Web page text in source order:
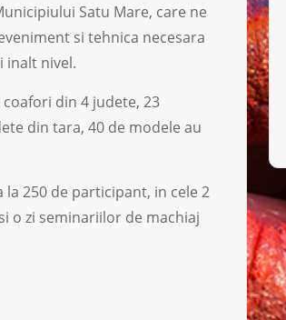
Satu Mare, care ne
si tehnica necesara
inalt nivel.
din 4 judete, 23
din tara, 40 de modele au
250 de participant, in cele 2
o zi seminariilor de machiaj